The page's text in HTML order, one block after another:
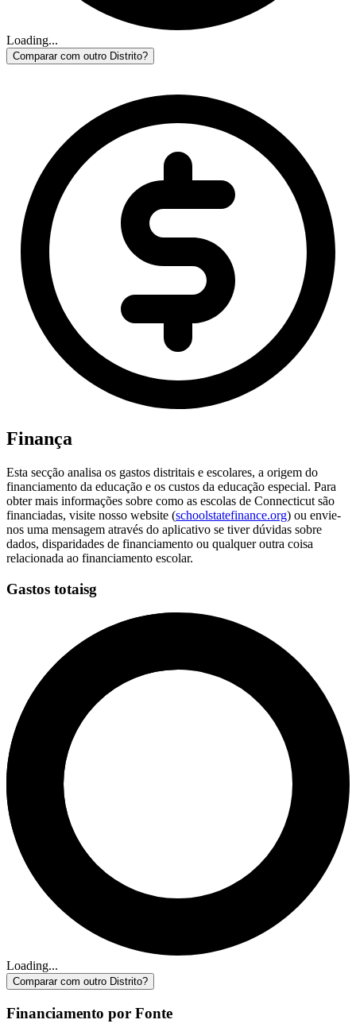
Loading...
Comparar com outro Distrito?
Finança
Esta secção analisa os gastos distritais e escolares, a origem do
financiamento da educação e os custos da educação especial. Para
obter mais informações sobre como as escolas de Connecticut são
financiadas, visite nosso website (schoolstatefinance.org) ou envie-
nos uma mensagem através do aplicativo se tiver dúvidas sobre
dados, disparidades de financiamento ou qualquer outra coisa
relacionada ao financiamento escolar.
Gastos totaisg
Loading...
Comparar com outro Distrito?
Financiamento por Fonte